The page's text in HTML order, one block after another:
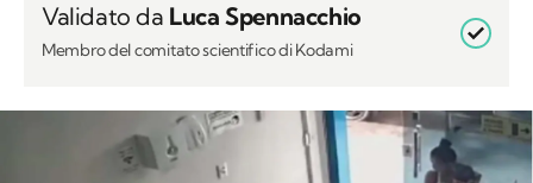
Validato da Luca Spennacchio
Membro del comitato scientifico di Kodami